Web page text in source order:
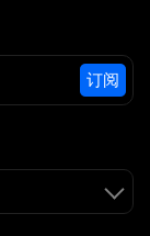
订阅